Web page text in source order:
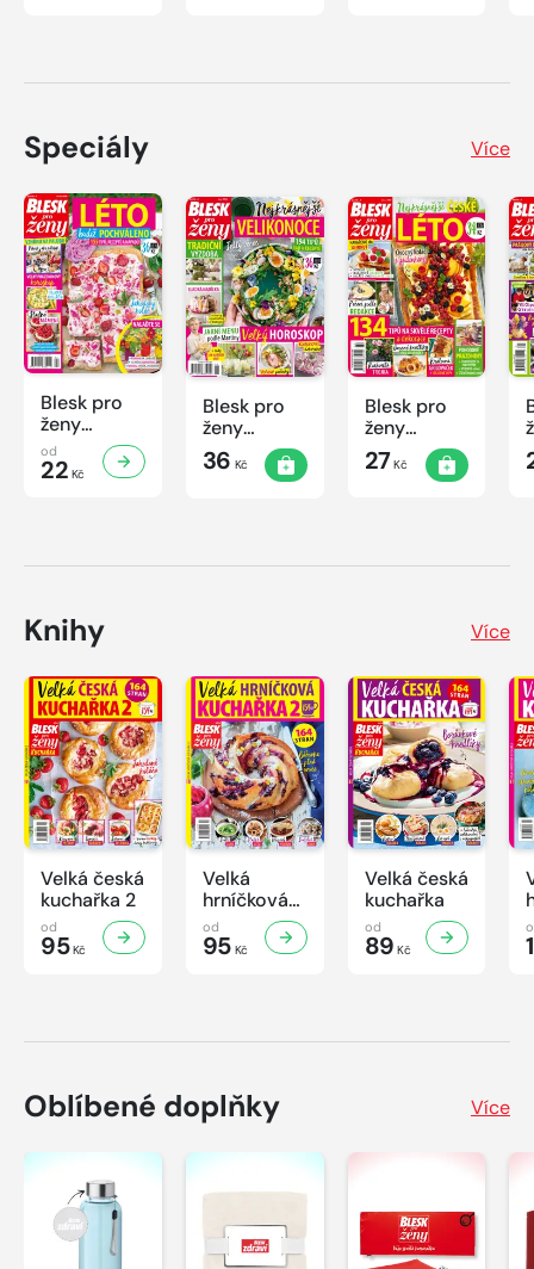
Speciály Více
Blesk pro
ženy
speciál
č.2/2026
od
22 Kč
Blesk pro
ženy
speciál
č.1/2026
36 Kč
Blesk pro
ženy
speciál
č.2/2025
27Kč
Knihy Více
Velká česká
kuchařka 2
od
95Kč
Velká
hrníčková
kuchařka II
od
95Kč
Velká česká
kuchařka
od
89 Kč
Oblíbené doplňky Více